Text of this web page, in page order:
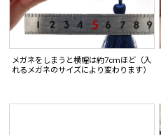
メガネをしまうと横幅は約7cmほど（入
れるメガネのサイズにより変わります）